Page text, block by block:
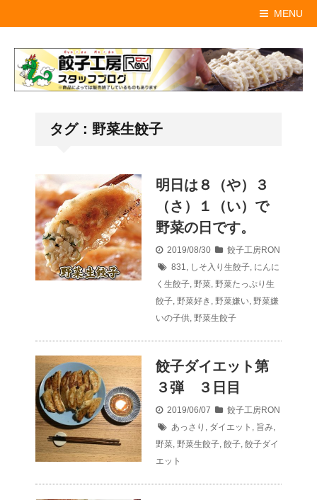
MENU
タグ：野菜生餃子
明日は８（や）３
（さ）１（い）で
野菜の日です。
2019/08/30
餃子工房RON
831
しそ入り生餃子 にんに
く生餃子 野菜 野菜たっぷり生
餃子 野菜好き 野菜嫌い 野菜嫌
いの子供 野菜生餃子
餃子ダイエット第
３弾 ３日目
2019/06/07
餃子工房RON
あっさり
ダイエット 旨み
野菜 野菜生餃子 餃子 餃子ダイ
エット